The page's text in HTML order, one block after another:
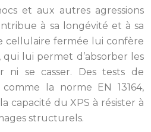
et aux autres agressions
à sa longévité et à sa
cellulaire fermée lui confère
lui permet d’absorber les
ni se casser. Des tests de
la norme EN 13164,
capacité du XPS à résister à
structurels.